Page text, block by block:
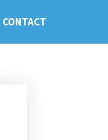
CONTACT